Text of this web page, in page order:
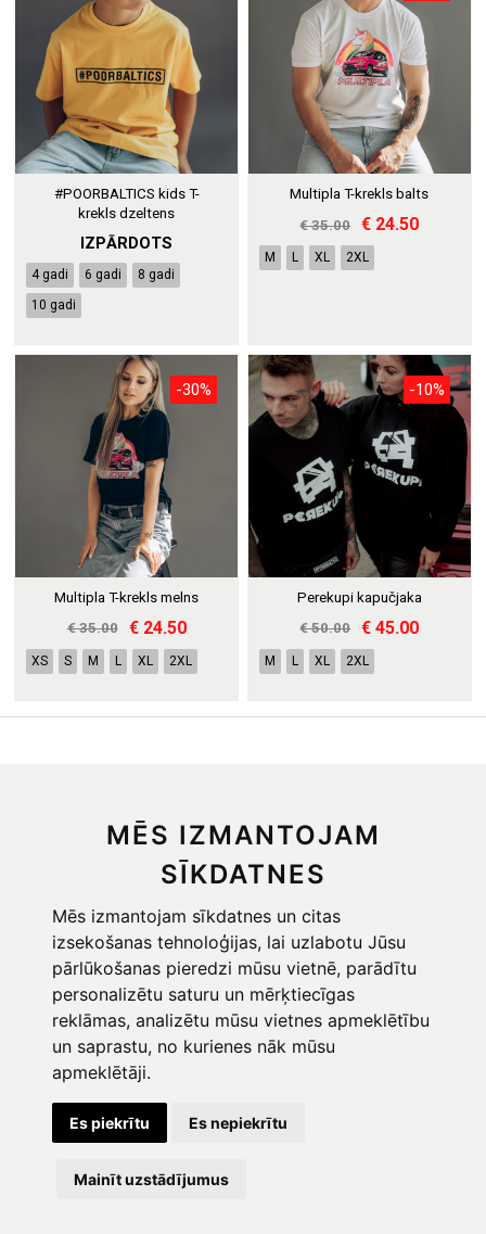
MĒS IZMANTOJAM
SĪKDATNES
Mēs izmantojam sīkdatnes un citas
izsekošanas tehnoloģijas, lai uzlabotu Jūsu
pārlūkošanas pieredzi mūsu vietnē, parādītu
personalizētu saturu un mērķtiecīgas
reklāmas, analizētu mūsu vietnes apmeklētību
un saprastu, no kurienes nāk mūsu
apmeklētāji.
Es piekrītu Es nepiekrītu
Mainīt uzstādījumus
#POORBALTICS kids T-
krekls dzeltens
IZPĀRDOTS
4 gadi 6 gadi
8 gadi
10 gadi
Multipla T-krekls balts
€ 35.00
€ 24.50
M L XL 2XL
Multipla T-krekls melns
€ 35.00
€ 24.50
-30%
XS S M L XL 2XL
Perekupi kapučjaka
€ 50.00
€ 45.00
-10%
M L XL 2XL
Distances līgums
Privātums
Mainīt sīkdatņu iestatījumus
Copyright © 2026, POORBALTICS
Lapas izstrāde